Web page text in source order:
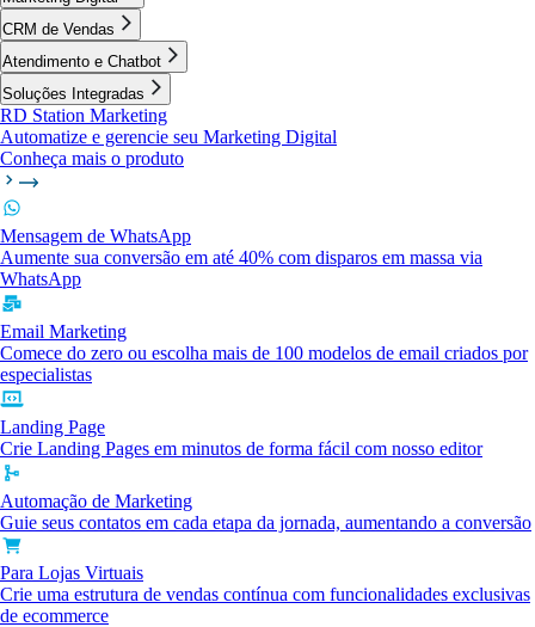
CRM de Vendas
Atendimento e Chatbot
Soluções Integradas
RD Station Marketing
Automatize e gerencie seu Marketing Digital
Conheça mais o produto
Mensagem de WhatsApp
Aumente sua conversão em até 40% com disparos em massa via
WhatsApp
Email Marketing
Comece do zero ou escolha mais de 100 modelos de email criados por
especialistas
Landing Page
Crie Landing Pages em minutos de forma fácil com nosso editor
Automação de Marketing
Guie seus contatos em cada etapa da jornada, aumentando a conversão
Para Lojas Virtuais
Crie uma estrutura de vendas contínua com funcionalidades exclusivas
de ecommerce